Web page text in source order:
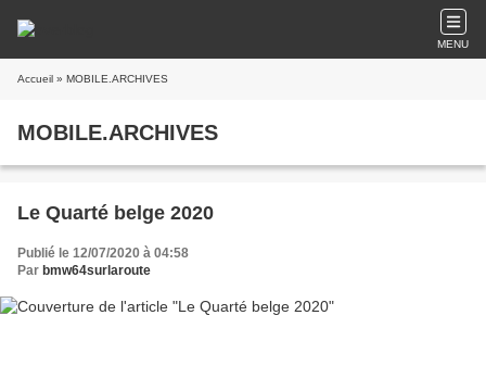
MENU
Accueil » MOBILE.ARCHIVES
MOBILE.ARCHIVES
Le Quarté belge 2020
Publié le 12/07/2020 à 04:58
Par bmw64surlaroute